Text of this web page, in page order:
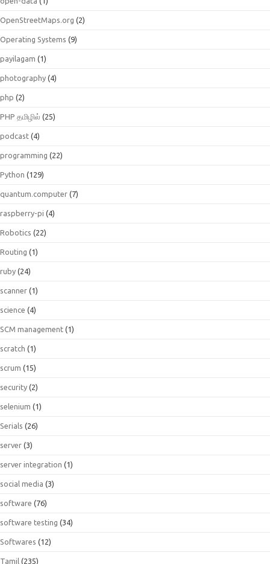
OpenStreetMaps.org (2)
Operating Systems (9)
payilagam (1)
photography (4)
php (2)
PHP தமிழில் (25)
podcast (4)
programming (22)
Python (129)
quantum.computer (7)
raspberry-pi (4)
Robotics (22)
Routing (1)
ruby (24)
scanner (1)
science (4)
SCM management (1)
scratch (1)
scrum (15)
security (2)
selenium (1)
Serials (26)
server (3)
server integration (1)
social media (3)
software (76)
software testing (34)
Softwares (12)
Tamil (235)